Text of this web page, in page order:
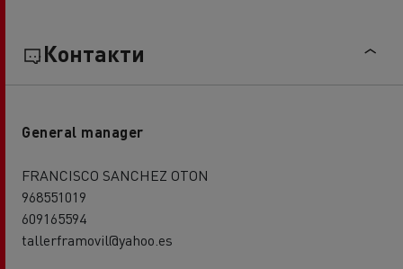
Контакти
General manager
FRANCISCO SANCHEZ OTON
968551019
609165594
tallerframovil@yahoo.es